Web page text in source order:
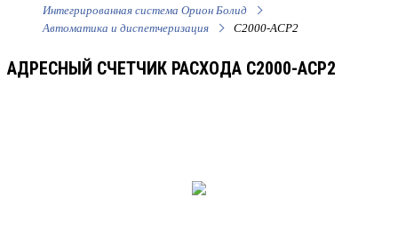
Интегрированная система Орион Болид
Автоматика и диспетчеризация
С2000-АСР2
АДРЕСНЫЙ СЧЕТЧИК РАСХОДА С2000-АСР2